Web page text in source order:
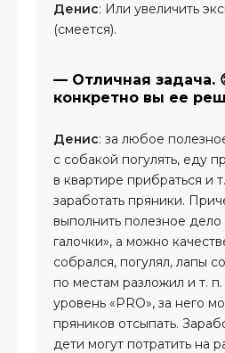
Денис: Или увеличить
(смеется).
— Отличная задача.
конкретно вы ее
Денис: за любое
с собакой погулять, еду
в квартире прибраться и
заработать пряники.
выполнить полезное
галочки», а можно
собрался, погулял, лапы
по местам разложил и т.
уровень «PRO», за него
пряников отсыпать.
дети могут потратить на